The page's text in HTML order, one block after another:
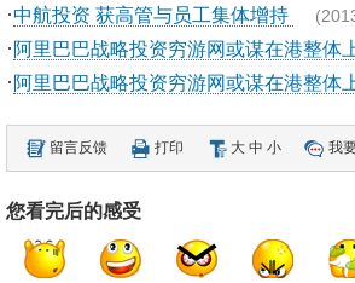
·中航投资 获高管与员工集体增持
·阿里巴巴战略投资穷游网或谋在港整体
·阿里巴巴战略投资穷游网或谋在港整体
留言反馈 打印 大 中 小 我
您看完后的感受